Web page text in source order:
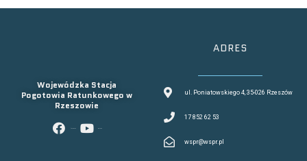
Wojewódzka Stacja
Pogotowia Ratunkowego w
Rzeszowie
ADRES
ul. Poniatowskiego 4, 35-026 Rzeszów
17 852 62 53
wspr@wspr.pl